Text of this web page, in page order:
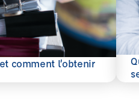
comment l’obtenir
En